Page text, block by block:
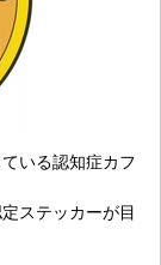
いる認知症カフ
ステッカーが目